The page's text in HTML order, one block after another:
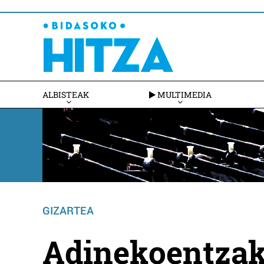
ALBISTEAK MULTIMEDIA
GIZARTEA